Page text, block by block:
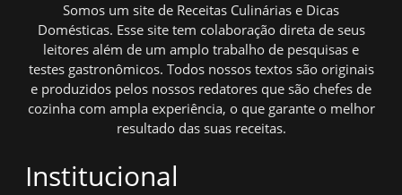
Somos um site de Receitas Culinárias e Dicas
Domésticas. Esse site tem colaboração direta de seus
leitores além de um amplo trabalho de pesquisas e
testes gastronômicos. Todos nossos textos são originais
e produzidos pelos nossos redatores que são chefes de
cozinha com ampla experiência, o que garante o melhor
resultado das suas receitas.
Institucional